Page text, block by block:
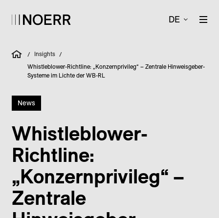
DE
/ Insights /
Whistleblower-Richtline: „Konzernprivileg“ – Zentrale Hinweisgeber-
Systeme im Lichte der WB-RL
News
Whistleblower-
Richtline:
„Konzernprivileg“ –
Zentrale